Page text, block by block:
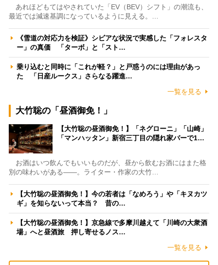
あれほどもてはやされていた「EV（BEV）シフト」の潮流も、
最近では減速基調になっているように見える。…
《雪道の対応力を検証》シビアな状況で実感した「フォレスタ
ー」の真価 「ターボ」と「スト…
乗り込むと同時に「これが軽？」と戸惑うのには理由があっ
た 「日産ルークス」さらなる躍進…
一覧を見る
大竹聡の「昼酒御免！」
【大竹聡の昼酒御免！】「ネグローニ」「山崎」
「マンハッタン」新宿三丁目の隠れ家バーで1…
お酒はいつ飲んでもいいものだが、昼から飲むお酒にはまた格
別の味わいがある――。ライター・作家の大竹…
【大竹聡の昼酒御免！】今の若者は「なめろう」や「キヌカツ
ギ」を知らないって本当？ 昔の…
【大竹聡の昼酒御免！】京急線で多摩川越えて「川崎の大衆酒
場」へと昼酒旅 押し寄せるノス…
一覧を見る